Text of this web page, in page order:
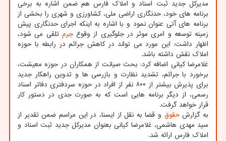
مدیرکل جدید ثبت اسناد و املاک فارس هم ضمن اشاره به برخی
برنامه های خود، حدنگاری اراضی ملی، کشاورزی و شهری را بخشی از
برنامه های آتی عنوان نمود و با اشاره به اینکه اجرای حدنگاری پیش
زمینه توسعه و امری موثر در جلوگیری از وقوعجرم تلقی می شود،
اظهار داشت: این مورد می تواند در کاهش جرائم در رابطه با حوزه
املاک نقش داشته باشد.
غلامرضا کیانی اضافه کرد: بحث صیانت از همکاران در حوزه معیشت،
برخورد با جرائم، تشدید نظارت و بازرسی ها و تدوین راهکار جدید
برای پذیرش بیشتر از ۸۰۰ نفر از افراد در حوزه سردفتری دفاتر اسناد
رسمی، از دیگر برنامه هایی است که به صورت جدی در دستور کار
قرار خواهد گرفت.
به گزارشحقوق و قضا به نقل از ایسنا، در این مراسم ضمن تقدیر از
سید مهدی هاشمی، غلامرضا کیانی بعنوان مدیرکل جدید ثبت اسناد و
املاک فارس ارائه شد.